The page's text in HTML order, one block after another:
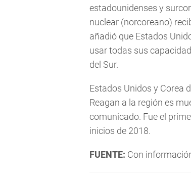
estadounidenses y
nuclear (norcoreano)
añadió que Estados
usar todas sus
del Sur.
Estados Unidos y Corea
Reagan a la región es
comunicado. Fue el
inicios de 2018.
FUENTE: Con